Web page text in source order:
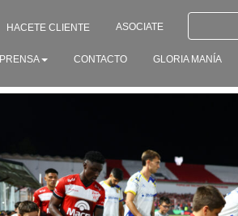
HACETE CLIENTE ASOCIATE
PRENSA CONTACTO GLORIA MANÍA